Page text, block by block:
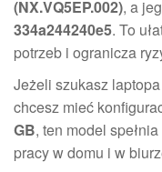
(NX.VQ5EP.002), a
334a244240e5. To
potrzeb i ogranicza
Jeżeli szukasz
chcesz mieć
GB, ten model
pracy w domu i w